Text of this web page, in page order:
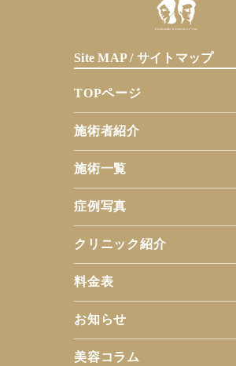
Site MAP / サイトマップ
TOPページ
施術者紹介
施術一覧
症例写真
クリニック紹介
料金表
お知らせ
美容コラム